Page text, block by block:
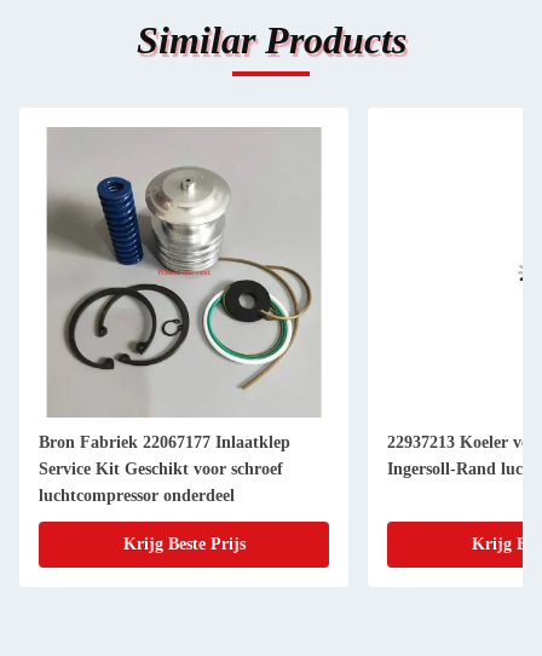
Similar Products
Bron Fabriek 22067177 Inlaatklep
Service Kit Geschikt voor schroef
luchtcompressor onderdeel
Krijg Beste Prijs
22937213 Koeler
Ingersoll-Rand
Krijg